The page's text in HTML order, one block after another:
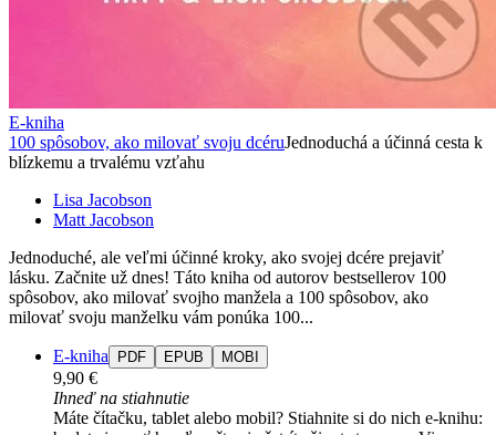
E-kniha
100 spôsobov, ako milovať svoju dcéruJednoduchá a účinná cesta k
blízkemu a trvalému vzťahu
Lisa Jacobson
Matt Jacobson
Jednoduché, ale veľmi účinné kroky, ako svojej dcére prejaviť
lásku. Začnite už dnes! Táto kniha od autorov bestsellerov 100
spôsobov, ako milovať svojho manžela a 100 spôsobov, ako
milovať svoju manželku vám ponúka 100...
E-kniha PDF EPUB MOBI
9,90 €
Ihneď na stiahnutie
Máte čítačku, tablet alebo mobil? Stiahnite si do nich e-knihu: